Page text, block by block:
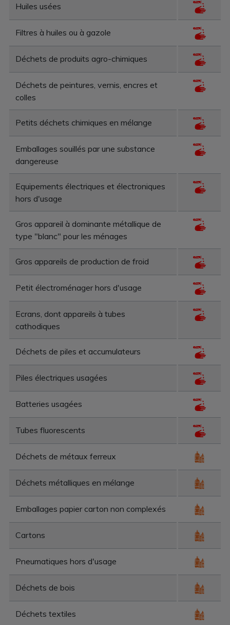
Huiles usées
Filtres à huiles ou à gazole
Déchets de produits agro-chimiques
Déchets de peintures, vernis, encres et
colles
Petits déchets chimiques en mélange
Emballages souillés par une substance
dangereuse
Equipements électriques et électroniques
hors d'usage
Gros appareil à dominante métallique de
type "blanc" pour les ménages
Gros appareils de production de froid
Petit électroménager hors d'usage
Ecrans, dont appareils à tubes
cathodiques
Déchets de piles et accumulateurs
Piles électriques usagées
Batteries usagées
Tubes fluorescents
Déchets de métaux ferreux
Déchets métalliques en mélange
Emballages papier carton non complexés
Cartons
Pneumatiques hors d'usage
Déchets de bois
Déchets textiles